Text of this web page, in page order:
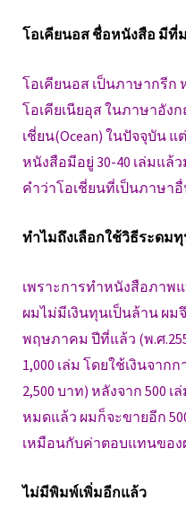
โอเคียนอส ชื่อหนังสือ มีที่
โอเคียนอส เป็นภาษากรีก
โอเคียเนียอุส ในภาษาอัง
เชี่ยน(Ocean) ในปัจจุบัน
หนังสือมีอยู่ 30-40 เล่มแล้
คำว่าโอเชี่ยนที่เป็นภาษา
ทำไมถึงเลือกใช้วิธีระดม
เพราะการทำหนังสือภาพ
ผมไม่มีเงินทุนเป็นล้าน ผม
พฤษภาคม ปีที่แล้ว (พ.ศ
1,000 เล่ม โดยใช้เงินจาก
2,500 บาท) หลังจาก 500
หมดแล้ว ผมก็จะขายอีก
เหมือนกับค่าตอบแทนขอ
ไม่มีพิมพ์เพิ่มอีกแล้ว